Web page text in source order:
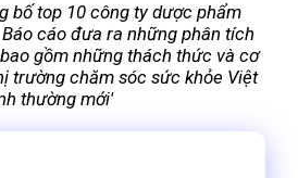
bố top 10 công ty dược phẩm
cáo đưa ra những phân tích
gồm những thách thức và cơ
trường chăm sóc sức khỏe Việt
thường mới'